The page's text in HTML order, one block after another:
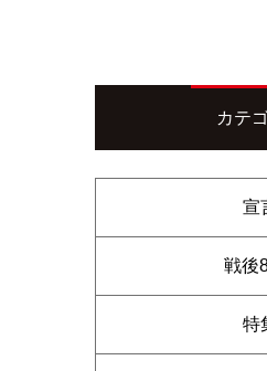
カテ
宣
戦後
特